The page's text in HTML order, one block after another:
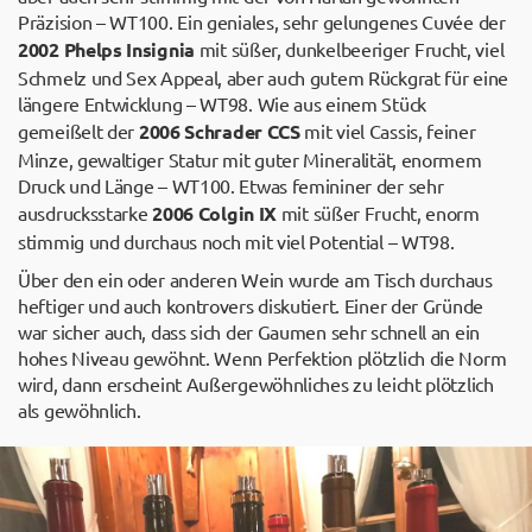
Präzision – WT100. Ein geniales, sehr gelungenes Cuvée der
2002 Phelps Insignia mit süßer, dunkelbeeriger Frucht, viel
Schmelz und Sex Appeal, aber auch gutem Rückgrat für eine
längere Entwicklung – WT98. Wie aus einem Stück
gemeißelt der 2006 Schrader CCSmit viel Cassis, feiner
Minze, gewaltiger Statur mit guter Mineralität, enormem
Druck und Länge – WT100. Etwas femininer der sehr
ausdrucksstarke2006 Colgin IX mit süßer Frucht, enorm
stimmig und durchaus noch mit viel Potential – WT98.
Über den ein oder anderen Wein wurde am Tisch durchaus
heftiger und auch kontrovers diskutiert. Einer der Gründe
war sicher auch, dass sich der Gaumen sehr schnell an ein
hohes Niveau gewöhnt. Wenn Perfektion plötzlich die Norm
wird, dann erscheint Außergewöhnliches zu leicht plötzlich
als gewöhnlich.